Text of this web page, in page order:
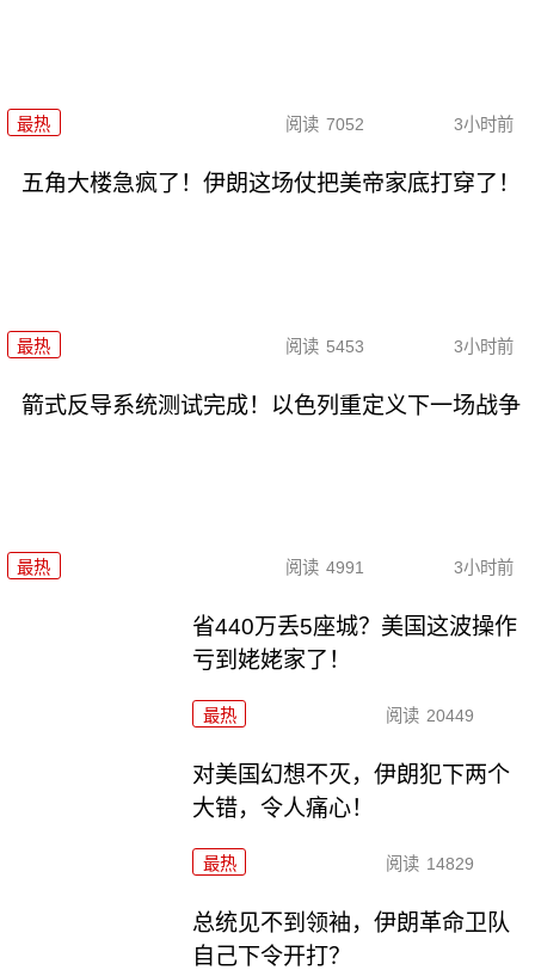
最热 阅读 7052 3小时前
五角大楼急疯了！伊朗这场仗把美帝家底打穿了！
最热 阅读 5453 3小时前
箭式反导系统测试完成！以色列重定义下一场战争
最热 阅读 4991 3小时前
省440万丢5座城？美国这波操作
亏到姥姥家了！
最热 阅读 20449
对美国幻想不灭，伊朗犯下两个
大错，令人痛心！
最热 阅读 14829
总统见不到领袖，伊朗革命卫队
自己下令开打？